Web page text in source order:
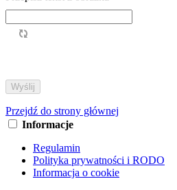
Przejdź do strony głównej
Informacje
Regulamin
Polityka prywatności i RODO
Informacja o cookie